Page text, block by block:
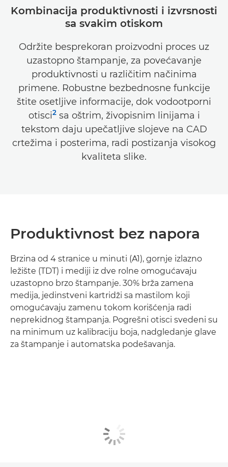
Kombinacija produktivnosti i izvrsnosti
sa svakim otiskom
Održite besprekoran proizvodni proces uz
uzastopno štampanje, za povećavanje
produktivnosti u različitim načinima
primene. Robustne bezbednosne funkcije
štite osetljive informacije, dok vodootporni
otisci2sa oštrim, živopisnim linijama i
tekstom daju upečatljive slojeve na CAD
crtežima i posterima, radi postizanja visokog
kvaliteta slike.
Produktivnost bez napora
Brzina od 4 stranice u minuti (A1), gornje izlazno
ležište (TDT) i mediji iz dve rolne omogućavaju
uzastopno brzo štampanje. 30% brža zamena
medija, jedinstveni kartridži sa mastilom koji
omogućavaju zamenu tokom korišćenja radi
neprekidnog štampanja. Pogrešni otisci svedeni su
na minimum uz kalibraciju boja, nadgledanje glave
za štampanje i automatska podešavanja.